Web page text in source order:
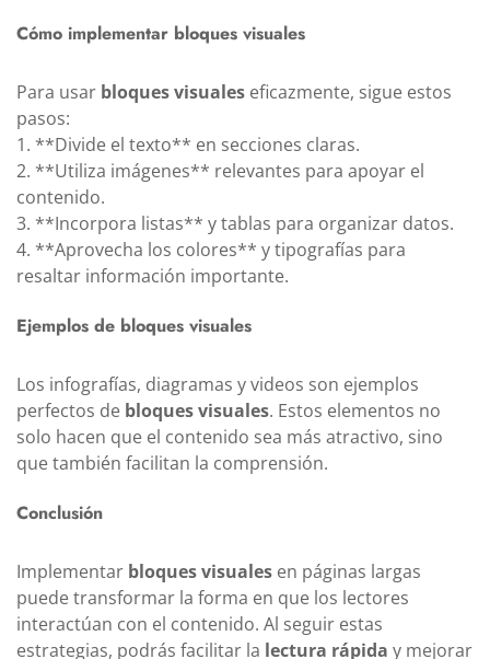
Cómo implementar bloques visuales
Para usar bloques visuales eficazmente, sigue estos
pasos:
1. **Divide el texto** en secciones claras.
2. **Utiliza imágenes** relevantes para apoyar el
contenido.
3. **Incorpora listas** y tablas para organizar datos.
4. **Aprovecha los colores** y tipografías para
resaltar información importante.
Ejemplos de bloques visuales
Los infografías, diagramas y videos son ejemplos
perfectos de bloques visuales. Estos elementos no
solo hacen que el contenido sea más atractivo, sino
que también facilitan la comprensión.
Conclusión
Implementar bloques visuales en páginas largas
puede transformar la forma en que los lectores
interactúan con el contenido. Al seguir estas
estrategias, podrás facilitar la lectura rápida y mejorar